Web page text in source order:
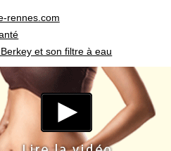
rennes.com
et son filtre à eau